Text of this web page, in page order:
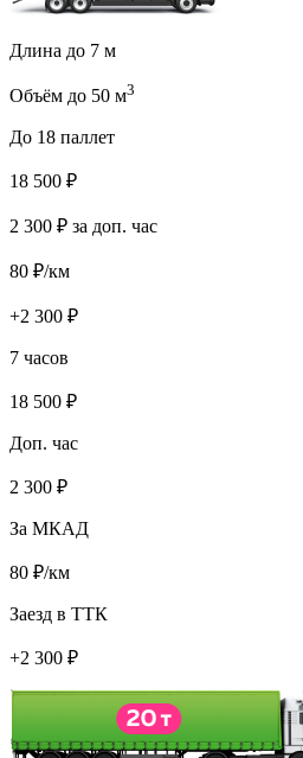
Длина до 7 м
Объём до 50 м3
До 18 паллет
18 500 ₽
2 300 ₽ за доп. час
80 ₽/км
+2 300 ₽
7 часов
18 500 ₽
Доп. час
2 300 ₽
За МКАД
80 ₽/км
Заезд в ТТК
+2 300 ₽